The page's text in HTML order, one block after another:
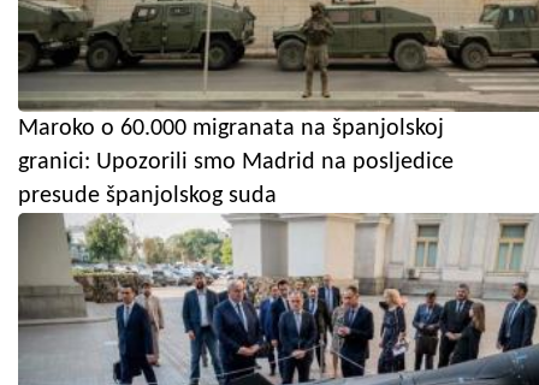
Maroko o 60.000 migranata na španjolskoj
granici: Upozorili smo Madrid na posljedice
presude španjolskog suda